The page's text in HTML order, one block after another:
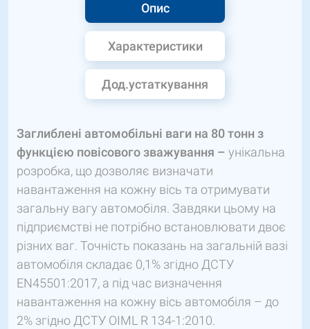
Опис
Характеристики
Дод.устаткування
Заглиблені автомобільні ваги на 80 тонн з
функцією повісового зважування – унікальна
розробка, що дозволяє визначати
навантаження на кожну вісь та отримувати
загальну вагу автомобіля. Завдяки цьому на
підприємстві не потрібно встановлювати двоє
різних ваг. Точність показань на загальній вазі
автомобіля складає 0,1% згідно ДСТУ
EN45501:2017, а під час визначення
навантаження на кожну вісь автомобіля – до
2% згідно ДСТУ OIML R 134-1:2010.